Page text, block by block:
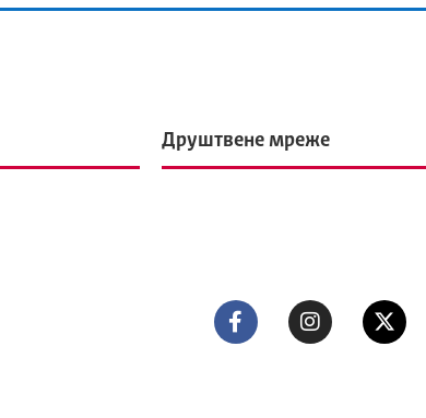
Друштвене мреже